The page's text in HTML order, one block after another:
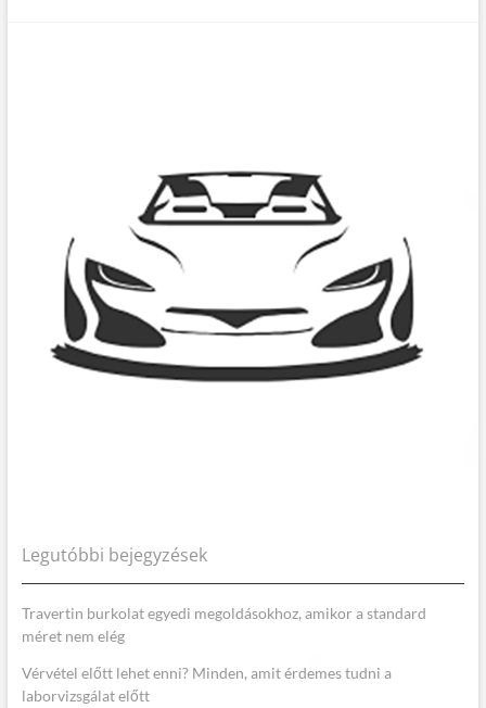
Legutóbbi bejegyzések
Travertin burkolat egyedi megoldásokhoz, amikor a standard
méret nem elég
Vérvétel előtt lehet enni? Minden, amit érdemes tudni a
laborvizsgálat előtt